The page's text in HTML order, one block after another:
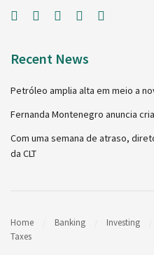
Recent News
Petróleo amplia alta em meio a
Fernanda Montenegro anuncia
Com uma semana de atraso,
da CLT
Home Banking Investing
Taxes